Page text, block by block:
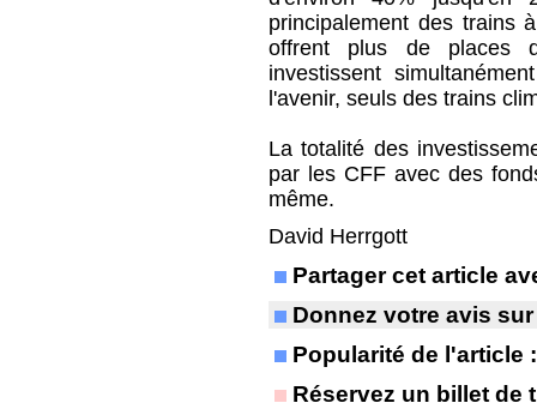
principalement des trains
offrent plus de places
investissent
l'avenir, seuls des trains
La totalité des
par les CFF avec des
même.
David Herrgott
Partager cet article
Donnez votre avis
Popularité de l'article
Réservez un billet de